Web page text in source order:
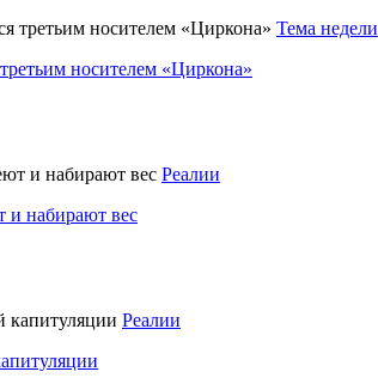
Тема недели
носителем «Циркона»
Реалии
и набирают вес
Реалии